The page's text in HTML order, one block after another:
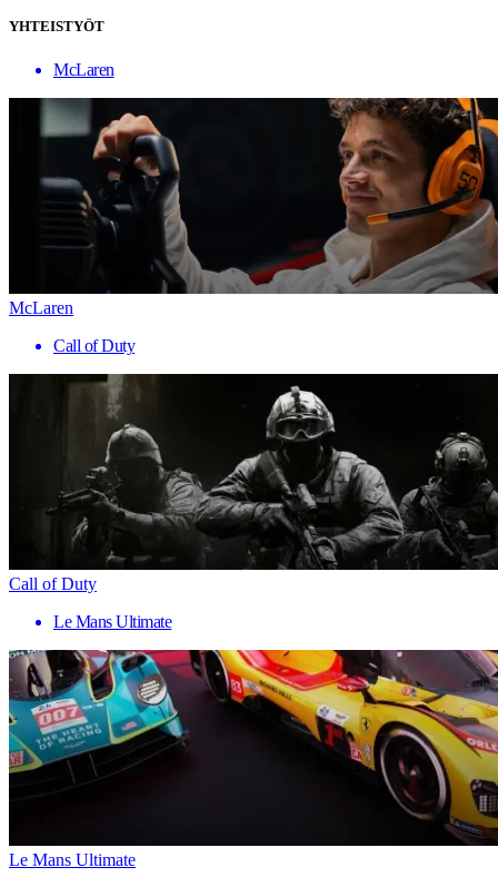
YHTEISTYÖT
McLaren
McLaren
Call of Duty
Call of Duty
Le Mans Ultimate
Le Mans Ultimate